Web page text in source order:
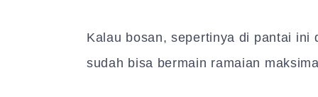
Kalau bosan, sepertinya di pantai ini
sudah bisa bermain ramaian